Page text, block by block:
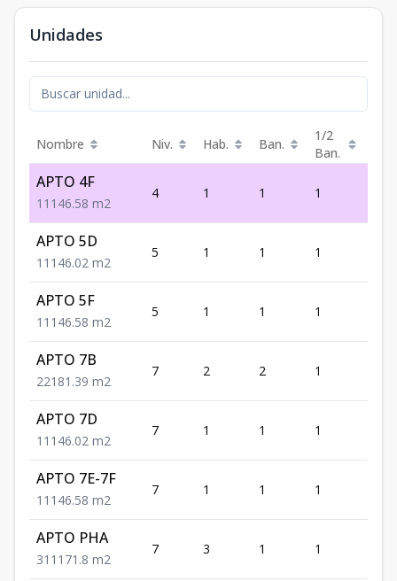
Unidades
Nombre Niv. Hab. Ban.
1/2
Ban.
APTO 4F
1 1 1 46.58 m2
4 1 1 1
APTO 5D
1 1 1 46.02 m2
5 1 1 1
APTO 5F
1 1 1 46.58 m2
5 1 1 1
APTO 7B
221 81.39 m2
7 2 2 1
APTO 7D
1 1 1 46.02 m2
7 1 1 1
APTO 7E-7F
1 1 1 46.58 m2
7 1 1 1
APTO PHA
31 1 171.8 m2
7 3 1 1